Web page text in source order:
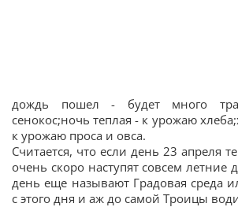
дождь пошел - будет много
сенокос;ночь теплая - к урожаю
к урожаю проса и овса.
Считается, что если день 23 апреля
очень скоро наступят совсем летние
день еще называют Градовая среда
с этого дня и аж до самой Троицы